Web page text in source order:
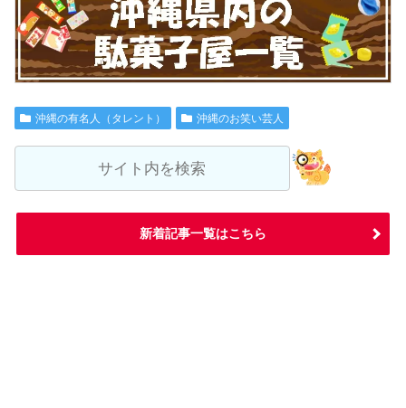
沖縄の有名人（タレント） 沖縄のお笑い芸人
新着記事一覧はこちら